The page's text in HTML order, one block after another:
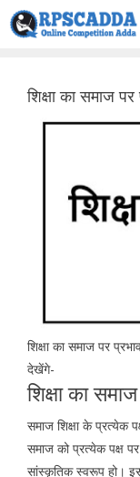
Skip
to
शिक्षा का समाज
शिक्षा का समाज पर
देखेंगे-
शिक्षा का
समाज शिक्षा के प्रत्येक
समाज को प्रत्येक पक्ष
सांस्कृतिक स्वरूप हो।